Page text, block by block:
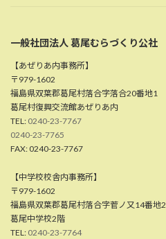
一般社団法人 葛尾むらづくり公社
【あぜりあ内事務所】
〒979-1602
福島県双葉郡葛尾村落合字落合20番地1
葛尾村復興交流館あぜりあ内
TEL: 0240-23-7767
0240-23-7765
FAX: 0240-23-7767
【中学校校舎内事務所】
〒979-1602
福島県双葉郡葛尾村落合字菅ノ又14番地2
葛尾中学校2階
TEL: 0240-23-7764